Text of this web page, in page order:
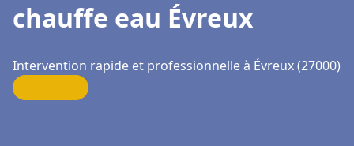
chauffe eau Évreux
Intervention rapide et professionnelle à Évreux (27000)